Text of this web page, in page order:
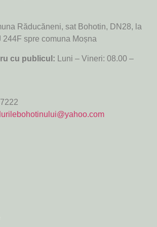
Răducăneni, sat Bohotin, DN28, la
244F spre comuna Moșna
cu publicul: Luni – Vineri: 08.00 –